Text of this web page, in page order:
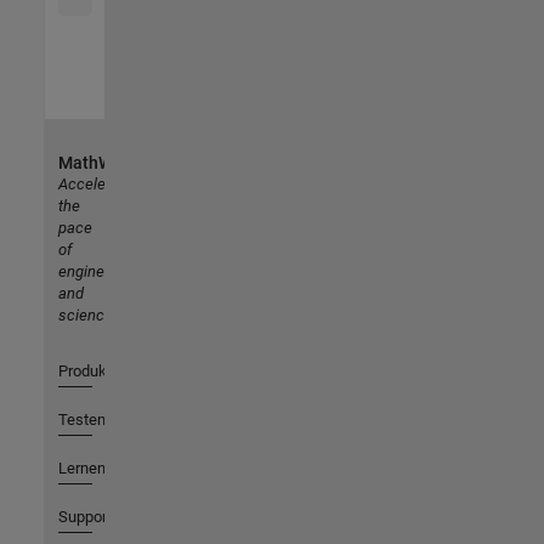
MathWorks
Accelerating
the
pace
of
engineering
and
science
Produkte
Testen oder Kaufen
Lernen
Support